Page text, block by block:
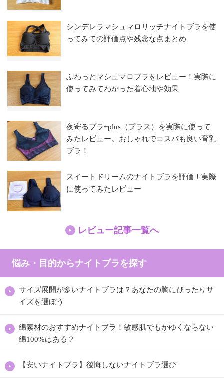
シンデレラマシュマロリッチナイトブラを使
ってみての評価点や残念な点まとめ
ふわっとマシュマロブラをレビュー！実際に
使ってみてわかった着心地や効果
夜寄るブラ+plus（プラス）を実際に使って
みたレビュー。おしゃれでコスパも良い育乳
ブラ！
スイートドリームのナイトブラを評価！実際
に使ってみたレビュー
レビュー記事一覧へ
悩み・目的からナイトブラを探す
サイズ展開が多いナイトブラは？あなたの胸にぴったりサ
イズを選ぼう
綿素材のおすすめナイトブラ！敏感肌でもかゆくならない
綿100%はある？
【安いナイトブラ】後悔しないナイトブラ選び